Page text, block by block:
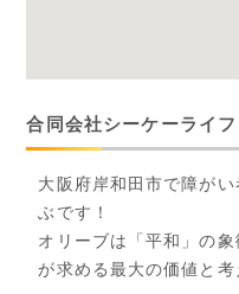
合同会社シーケーライ
大阪府岸和田市で障が
ぶです！
オリーブは「平和」の
が求める最大の価値と考